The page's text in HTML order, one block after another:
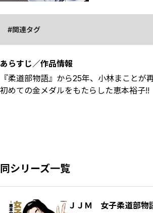
関連タグ
あらすじ／作品情報
『柔道部物語』から25年、小林まこと
初めての金メダルをもたらした恵本裕子
同シリーズ一覧
ＪＪＭ 女子柔道部物